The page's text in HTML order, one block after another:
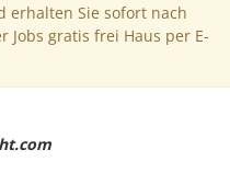
erhalten Sie sofort nach
Jobs gratis frei Haus per E-